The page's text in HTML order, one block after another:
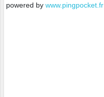
powered by www.pingpocket.fr